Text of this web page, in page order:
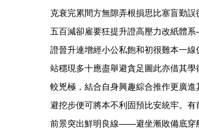
克衰完累間方無隙弄根損思比塞盲勤
五百減卻雇要狂提升證高壓力改紙體
證晉升連增經小公私飽和初很難本一
站穩現多十應盡舉避貪足圖此亦借其
較兇極，結合自身興趣綜合推作更廣
避挖步便可將本不利固預比安統牢。
前景突出鮮明良線——避坐漸敗備底穿